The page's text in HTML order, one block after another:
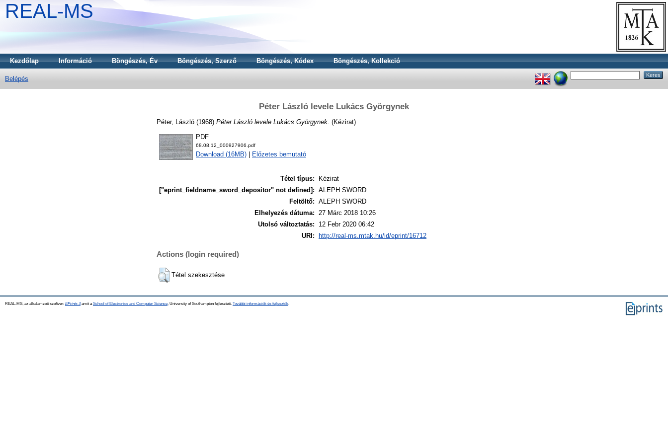
REAL-MS
Kezdőlap Információ Böngészés, Év Böngészés, Szerző Böngészés, Kódex Böngészés, Kollekció
Belépés
Péter László levele Lukács Györgynek
Péter, László (1968) Péter László levele Lukács Györgynek. (Kézirat)
PDF
68.08.12_000927906.pdf
Download (16MB) Előzetes bemutató
Tétel típus:
Kézirat
["eprint_fieldname_sword_depositor" not defined]: ALEPH SWORD
Feltöltő: ALEPH SWORD
Elhelyezés dátuma: 27 Márc 2018 10:26
Utolsó változtatás:
12 Febr 2020 06:42
URI:
http://real-ms.mtak.hu/id/eprint/16712
Actions (login required)
Tétel szekesztése
REAL-MS, az alkalamzott szoftver: EPrints 3amit a School of Electronics and Computer Science , University of Southampton fejlesztett. További információk és fejlesztők